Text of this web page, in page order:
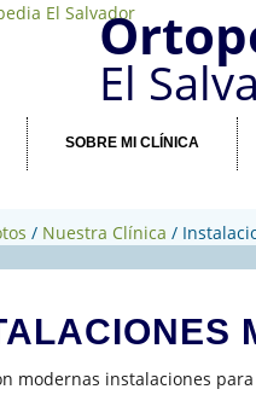
El
SOBRE MI CLÍNICA
/ Nuestra Clínica /
modernas instalaciones